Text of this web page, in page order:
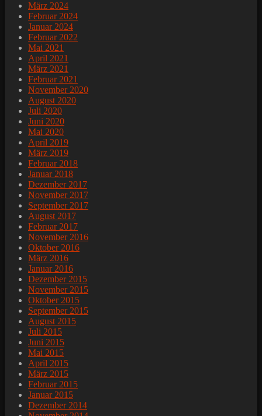
März 2024
Februar 2024
Januar 2024
Februar 2022
Mai 2021
April 2021
März 2021
Februar 2021
November 2020
August 2020
Juli 2020
Juni 2020
Mai 2020
April 2019
März 2019
Februar 2018
Januar 2018
Dezember 2017
November 2017
September 2017
August 2017
Februar 2017
November 2016
Oktober 2016
März 2016
Januar 2016
Dezember 2015
November 2015
Oktober 2015
September 2015
August 2015
Juli 2015
Juni 2015
Mai 2015
April 2015
März 2015
Februar 2015
Januar 2015
Dezember 2014